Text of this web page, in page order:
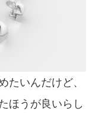
たいんだけど、
ほうが良いらし